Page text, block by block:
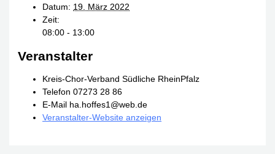
Datum: 19. März 2022
Zeit:
08:00 - 13:00
Veranstalter
Kreis-Chor-Verband Südliche RheinPfalz
Telefon07273 28 86
E-Mail ha.hoffes1@web.de
Veranstalter-Website anzeigen